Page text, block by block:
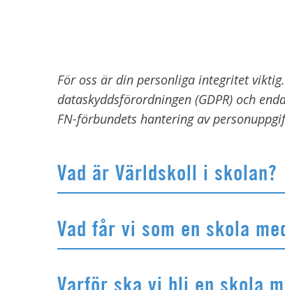
För oss är din personliga integritet
dataskyddsförordningen (GDPR) och
FN-förbundets hantering av
Vad är Världskoll i skolan?
Vad får vi som en skola
Varför ska vi bli en skola